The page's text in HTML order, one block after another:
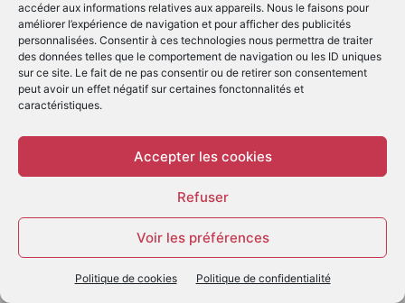
accéder aux informations relatives aux appareils. Nous le faisons pour
améliorer l’expérience de navigation et pour afficher des publicités
personnalisées. Consentir à ces technologies nous permettra de traiter
des données telles que le comportement de navigation ou les ID uniques
sur ce site. Le fait de ne pas consentir ou de retirer son consentement
peut avoir un effet négatif sur certaines fonctonnalités et
caractéristiques.
Accepter les cookies
Refuser
Voir les préférences
Politique de cookies Politique de confidentialité
© Copyright 2022 | Produit parEIMAI| Tous Droits
Réservés
SUIVEZ NOUS
© - Création :EIMAI